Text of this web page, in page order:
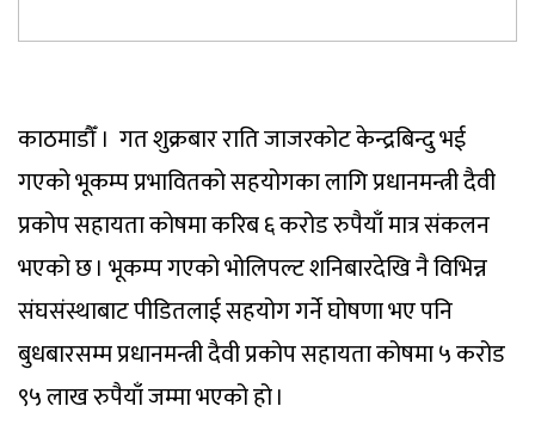
काठमाडौँ । गत शुक्रबार राति जाजरकोट केन्द्रबिन्दु भई
गएको भूकम्प प्रभावितको सहयोगका लागि प्रधानमन्त्री दैवी
प्रकोप सहायता कोषमा करिब ६ करोड रुपैयाँ मात्र संकलन
भएको छ । भूकम्प गएको भोलिपल्ट शनिबारदेखि नै विभिन्न
संघसंस्थाबाट पीडितलाई सहयोग गर्ने घोषणा भए पनि
बुधबारसम्म प्रधानमन्त्री दैवी प्रकोप सहायता कोषमा ५ करोड
९५ लाख रुपैयाँ जम्मा भएको हो ।